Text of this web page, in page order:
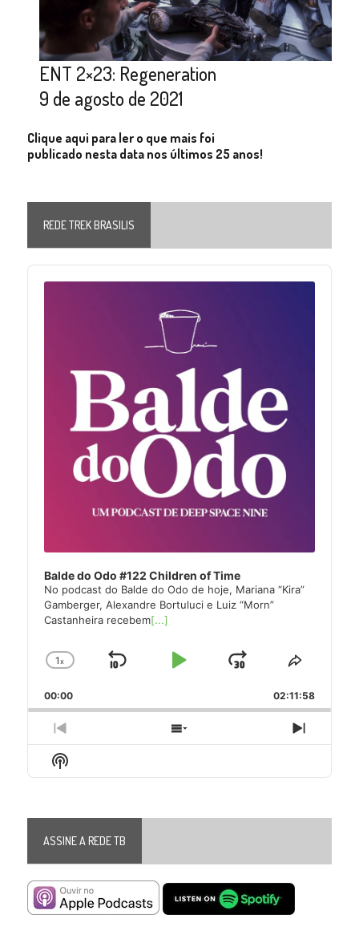
ENT 2×23: Regeneration
9 de agosto de 2021
Clique aqui para ler o que mais foi
publicado nesta data nos últimos 25 anos!
REDE TREK BRASILIS
Audio
Player
Balde do Odo #122 Children of Time
No podcast do Balde do Odo de hoje, Mariana “Kira”
Gamberger, Alexandre Bortuluci e Luiz “Morn”
Castanheira recebem[...]
Change
Rate
1x
Skip
Play
Jump
Forward
Share
Episode
00:00 02:11:58
Previous
Episode
Show
Episodes
Next
Episode
Show
Podcast
ASSINE A REDE TB